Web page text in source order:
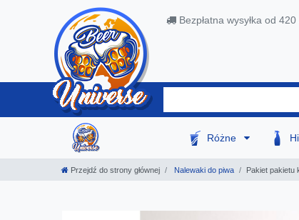
Bezpłatna wysyłka od 420
Różne
Przejdź do strony głównej Nalewaki do piwa Pakiet pakietu